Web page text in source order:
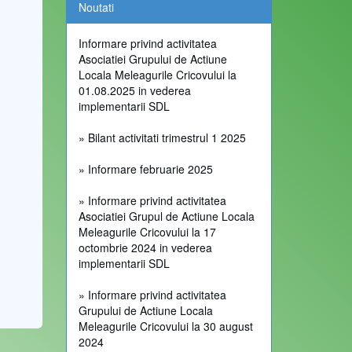
Noutati
Informare privind activitatea
Asociatiei Grupului de Actiune
Locala Meleagurile Cricovului la
01.08.2025 in vederea
implementarii SDL
» Bilant activitati trimestrul 1 2025
» Informare februarie 2025
» Informare privind activitatea
Asociatiei Grupul de Actiune Locala
Meleagurile Cricovului la 17
octombrie 2024 in vederea
implementarii SDL
» Informare privind activitatea
Grupului de Actiune Locala
Meleagurile Cricovului la 30 august
2024